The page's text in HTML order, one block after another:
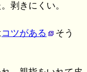
剥きにくい。
コツがある
そう